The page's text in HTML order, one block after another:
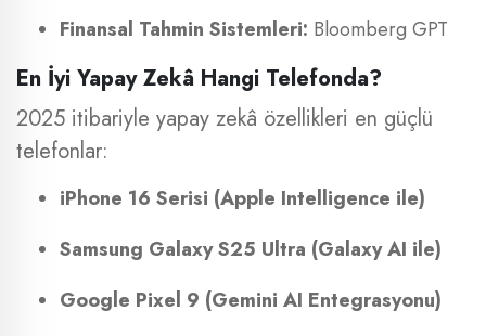
Finansal Tahmin Sistemleri: Bloomberg GPT
En İyi Yapay Zekâ Hangi Telefonda?
2025 itibariyle yapay zekâ özellikleri en güçlü
telefonlar:
iPhone 16 Serisi (Apple Intelligence ile)
Samsung Galaxy S25 Ultra (Galaxy AI ile)
Google Pixel 9 (Gemini AI Entegrasyonu)